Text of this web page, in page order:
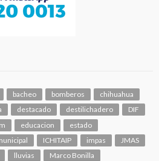
bacheo bomberos
chihuahua
destacado destilichadero
DIF
educacion
estado
ICHITAIP impas
JMAS
lluvias
Marco Bonilla